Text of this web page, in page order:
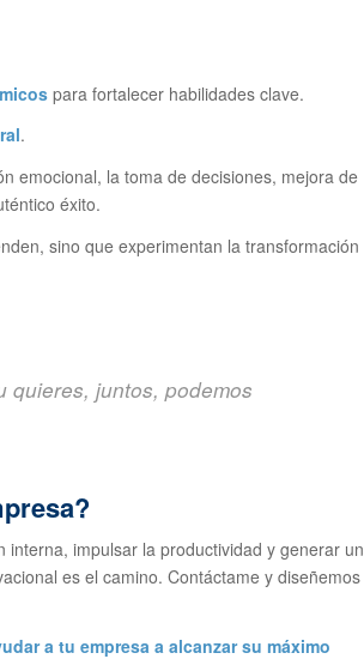
para fortalecer habilidades clave.
.
emocional, la toma de decisiones, mejora de
éxito.
sino que experimentan la transformación
quieres, juntos, podemos
impulsar la productividad y generar un
es el camino. Contáctame y diseñemos
a tu empresa a alcanzar su máximo